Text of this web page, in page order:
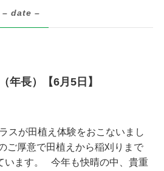
– date –
年長）【6月5日】
スが田植え体験をおこないまし
ご厚意で田植えから稲刈りまで
います。 今年も快晴の中、貴重